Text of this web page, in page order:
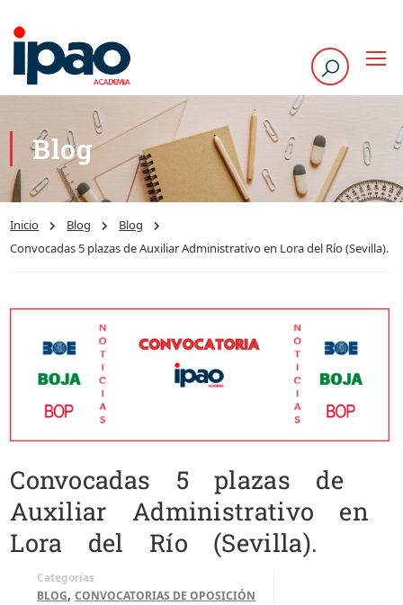
Blog
Inicio Blog
Blog
Convocadas 5 plazas de Auxiliar Administrativo en Lora del Río (Sevilla).
Convocadas 5 plazas de
Auxiliar Administrativo en
Lora del Río (Sevilla).
Categorías
BLOG,CONVOCATORIAS DE OPOSICIÓN